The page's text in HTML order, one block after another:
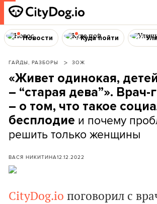
Новости Куда пойти
ГАЙДЫ, РАЗБОРЫ ЗОЖ
«Живет одинокая,
– “старая дева”». Врач-
– о том, что такое
бесплодие и почему
решить только женщины
ВАСЯ НИКИТИНА12.12.2022
CityDog.io поговорил с